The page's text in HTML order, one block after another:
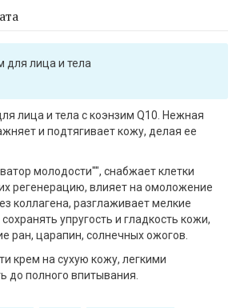
для лица и тела
лица и тела с коэнзим Q10. Нежная
и подтягивает кожу, делая ее
молодости"", снабжает клетки
регенерацию, влияет на омоложение
коллагена, разглаживает мелкие
упругость и гладкость кожи,
ран, царапин, солнечных ожогов.
крем на сухую кожу, легкими
до полного впитывания.